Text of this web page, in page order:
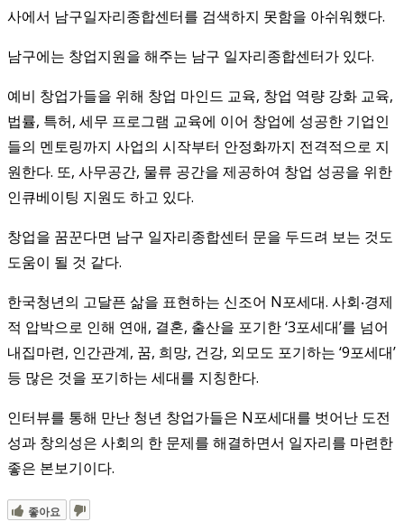
사에서 남구일자리종합센터를 검색하지 못함을 아쉬워했다.
남구에는 창업지원을 해주는 남구 일자리종합센터가 있다.
예비 창업가들을 위해 창업 마인드 교육, 창업 역량 강화 교육,
법률, 특허, 세무 프로그램 교육에 이어 창업에 성공한 기업인
들의 멘토링까지 사업의 시작부터 안정화까지 전격적으로 지
원한다. 또, 사무공간, 물류 공간을 제공하여 창업 성공을 위한
인큐베이팅 지원도 하고 있다.
창업을 꿈꾼다면 남구 일자리종합센터 문을 두드려 보는 것도
도움이 될 것 같다.
한국청년의 고달픈 삶을 표현하는 신조어 N포세대. 사회‧경제
적 압박으로 인해 연애, 결혼, 출산을 포기한 ‘3포세대’를 넘어
내집마련, 인간관계, 꿈, 희망, 건강, 외모도 포기하는 ‘9포세대’
등 많은 것을 포기하는 세대를 지칭한다.
인터뷰를 통해 만난 청년 창업가들은 N포세대를 벗어난 도전
성과 창의성은 사회의 한 문제를 해결하면서 일자리를 마련한
좋은 본보기이다.
좋아요